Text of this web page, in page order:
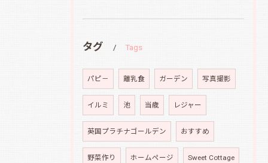
タグ Tags
パピ－ 離乳食 ガーデン 写真撮影
イルミ 池 当歳 レジャー
英国プラチナゴールデン おすすめ
野菜作り ホームページ Sweet Cottage